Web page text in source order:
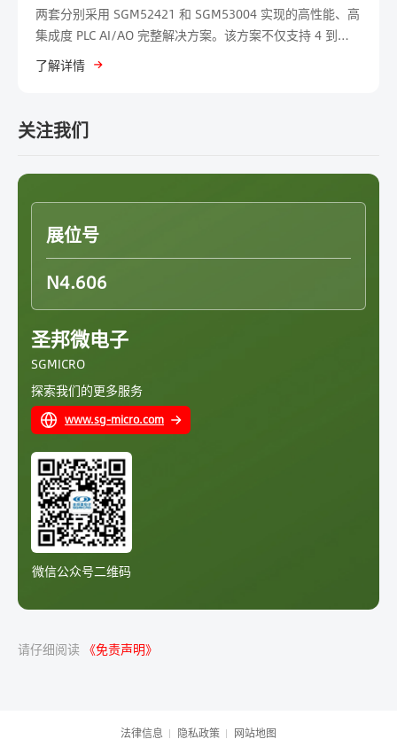
两套分别采用 SGM52421 和 SGM53004 实现的高性能、高
集成度 PLC AI/AO 完整解决方案。该方案不仅支持 4 到
20mA 电流和 ±10V 电压的输入 / 输出功能，更通过扩展热
电偶（TC）与热电阻（RTD）温度采集功能，实现了对工业
GUI 实时展示数据，将高精度信号链的 “真实力” 可视化。
了解详情
关注我们
展位号
N4.606
圣邦微电子
SGMICRO
探索我们的更多服务
www.sg-micro.com
微信公众号二维码
请仔细阅读 《免责声明》
法律信息 隐私政策 网站地图